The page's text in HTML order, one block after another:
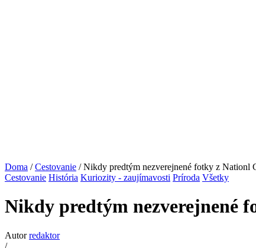
Doma /Cestovanie / Nikdy predtým nezverejnené fotky z Nationl
Cestovanie História Kuriozity - zaujímavosti Príroda Všetky
Nikdy predtým nezverejnené
Autorredaktor
/